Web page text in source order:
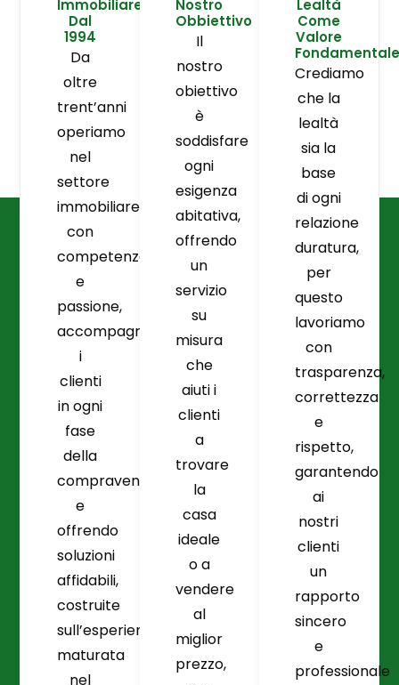
Immobiliare
Dal
1994
Da
oltre
trent’anni
operiamo
nel
settore
immobiliare
con
competenza
e
passione,
accompagnando
i
clienti
in ogni
fase
della
compravendita
e
offrendo
soluzioni
affidabili,
costruite
sull’esperienza
maturata
nel
Nostro
Obbiettivo
Il
nostro
obiettivo
è
soddisfare
ogni
esigenza
abitativa,
offrendo
un
servizio
su
misura
che
aiuti i
clienti
a
trovare
la
casa
ideale
o a
vendere
al
miglior
prezzo,
Lealtà
Come
Valore
Fondamentale
Crediamo
che la
lealtà
sia la
base
di ogni
relazione
duratura,
per
questo
lavoriamo
con
trasparenza,
correttezza
e
rispetto,
garantendo
ai
nostri
clienti
un
rapporto
sincero
e
professionale